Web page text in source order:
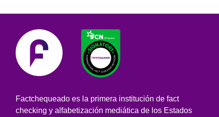
Factchequeado es la primera institución de fact
checking y alfabetización mediática de los Estados